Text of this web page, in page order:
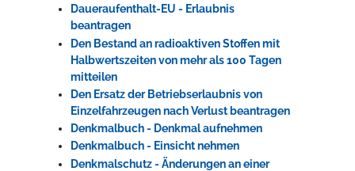
Daueraufenthalt-EU - Erlaubnis
beantragen
Den Bestand an radioaktiven Stoffen mit
Halbwertszeiten von mehr als 100 Tagen
mitteilen
Den Ersatz der Betriebserlaubnis von
Einzelfahrzeugen nach Verlust beantragen
Denkmalbuch - Denkmal aufnehmen
Denkmalbuch - Einsicht nehmen
Denkmalschutz - Änderungen an einer